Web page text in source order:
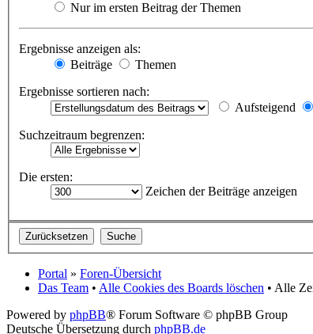
Nur im ersten Beitrag der Themen
Ergebnisse anzeigen als:
Beiträge
Themen
Ergebnisse sortieren nach:
Aufsteigend
Suchzeitraum begrenzen:
Die ersten:
Zeichen der Beiträge anzeigen
Portal » Foren-Übersicht
Das Team • Alle Cookies des Boards löschen • Alle
Powered by phpBB® Forum Software © phpBB Group
Deutsche Übersetzung durch phpBB.de